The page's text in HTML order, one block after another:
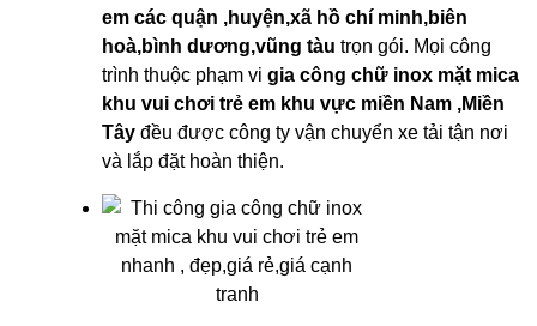
em các quận ,huyện,xã hồ chí minh,biên
hoà,bình dương,vũng tàu trọn gói. Mọi công
trình thuộc phạm vi gia công chữ inox mặt mica
khu vui chơi trẻ em khu vực miền Nam ,Miền
Tây đều được công ty vận chuyển xe tải tận nơi
và lắp đặt hoàn thiện.